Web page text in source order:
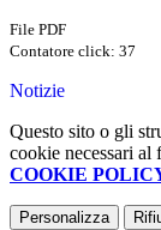
File PDF
Contatore click: 37
Notizie
Questo sito o gli
cookie necessari
COOKIE
Personalizza